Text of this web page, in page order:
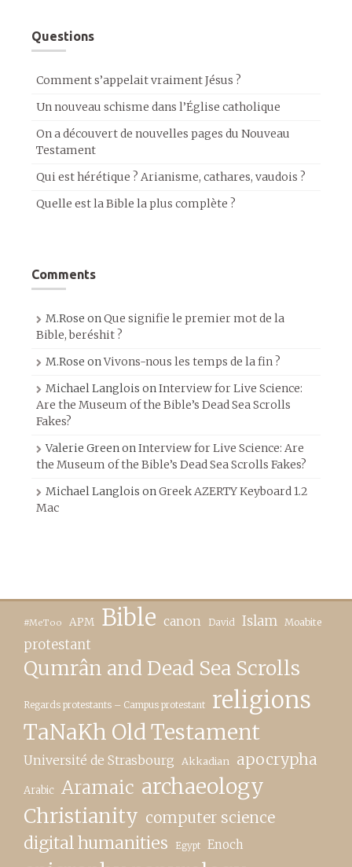
Questions
Comment s’appelait vraiment Jésus ?
Un nouveau schisme dans l’Église catholique
On a découvert de nouvelles pages du Nouveau
Testament
Qui est hérétique ? Arianisme, cathares, vaudois ?
Quelle est la Bible la plus complète ?
Comments
M.Rose onQue signifie le premier mot de la
Bible, beréshit ?
M.Rose onVivons-nous les temps de la fin ?
Michael Langlois onInterview for Live Science:
Are the Museum of the Bible’s Dead Sea Scrolls
Fakes?
Valerie GreenonInterview for Live Science: Are
the Museum of the Bible’s Dead Sea Scrolls Fakes?
Michael Langlois onGreek AZERTY Keyboard 1.2
Mac
#MeToo APM Bible canon David Islam Moabite
protestant
Qumrân and Dead Sea Scrolls
Regards protestants – Campus protestant religions
TaNaKh Old Testament
Université de Strasbourg Akkadian apocrypha
Arabic Aramaic archaeology
Christianity computer science
digital humanities Egypt Enoch